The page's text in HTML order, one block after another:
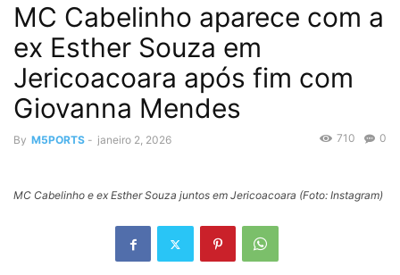
MC Cabelinho aparece com a
ex Esther Souza em
Jericoacoara após fim com
Giovanna Mendes
By M5PORTS - janeiro 2, 2026 0
710
MC Cabelinho e ex Esther Souza juntos em Jericoacoara (Foto: Instagram)